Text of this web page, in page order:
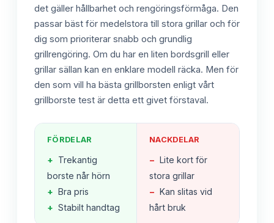
det gäller hållbarhet och rengöringsförmåga. Den
passar bäst för medelstora till stora grillar och för
dig som prioriterar snabb och grundlig
grillrengöring. Om du har en liten bordsgrill eller
grillar sällan kan en enklare modell räcka. Men för
den som vill ha bästa grillborsten enligt vårt
grillborste test är detta ett givet förstaval.
FÖRDELAR
+ Trekantig
borste når hörn
+ Bra pris
+ Stabilt handtag
NACKDELAR
− Lite kort för
stora grillar
− Kan slitas vid
hårt bruk